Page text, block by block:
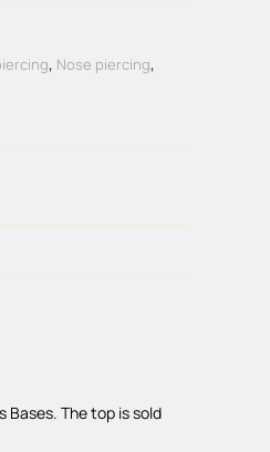
, Nose piercing,
The top is sold